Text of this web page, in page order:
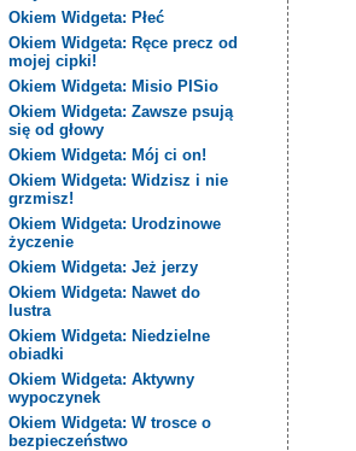
Okiem Widgeta: Płeć
Okiem Widgeta: Ręce precz od
mojej cipki!
Okiem Widgeta: Misio PISio
Okiem Widgeta: Zawsze psują
się od głowy
Okiem Widgeta: Mój ci on!
Okiem Widgeta: Widzisz i nie
grzmisz!
Okiem Widgeta: Urodzinowe
życzenie
Okiem Widgeta: Jeż jerzy
Okiem Widgeta: Nawet do
lustra
Okiem Widgeta: Niedzielne
obiadki
Okiem Widgeta: Aktywny
wypoczynek
Okiem Widgeta: W trosce o
bezpieczeństwo